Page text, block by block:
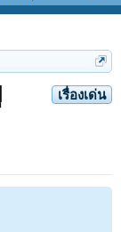
เรื่องเด่น